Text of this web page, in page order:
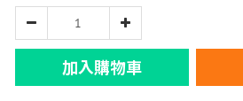
加入購物車